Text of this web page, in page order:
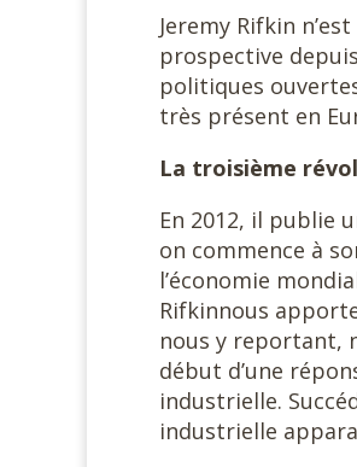
Jeremy Rifkin
prospective
politiques
très présent en
La troisième
En 2012, il publie
on commence à
l’économie
Rifkinnous
nous y reportant,
début d’une
industrielle.
industrielle